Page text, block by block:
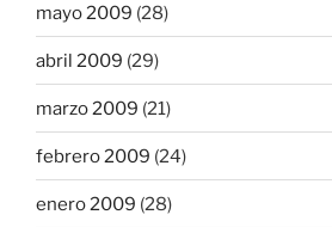
mayo 2009 (28)
abril 2009 (29)
marzo 2009 (21)
febrero 2009 (24)
enero 2009 (28)